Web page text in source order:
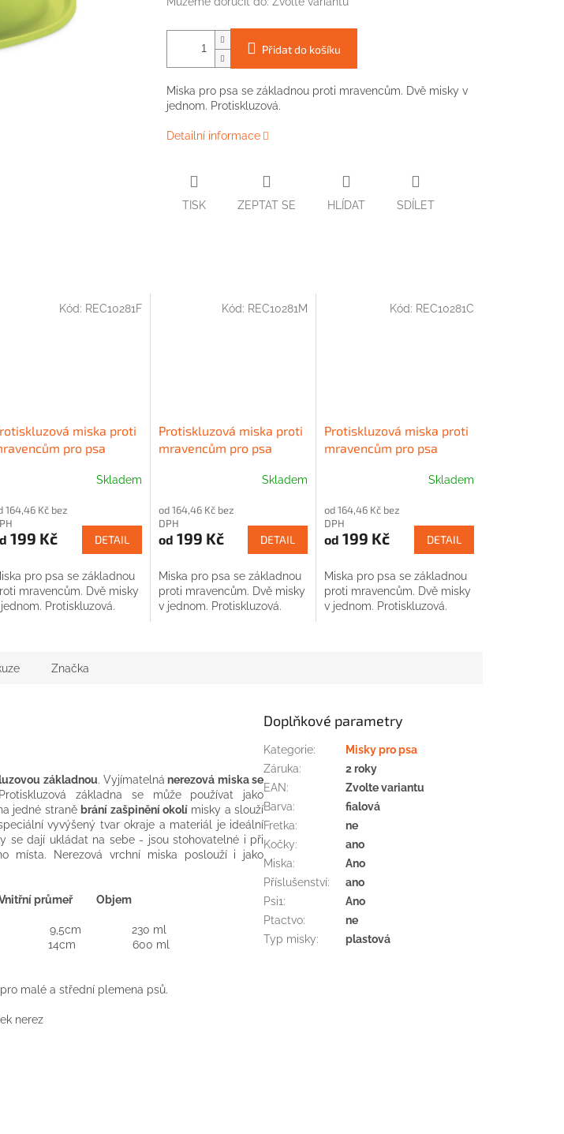
Přidat do košíku
Miska pro psa se základnou proti mravencům. Dvě misky v
jednom. Protiskluzová.
Detailní informace
TISK ZEPTAT SE HLÍDAT SDÍLET
miska proti
pro psa
Skladem
164,46 Kč bez
199 Kč DETAIL
pro psa se základnou
mravencům. Dvě misky
Protiskluzová.
Kód: REC10281F
Protiskluzová miska proti
mravencům pro psa
Skladem
od 164,46 Kč bez
DPH
od 199 Kč DETAIL
Miska pro psa se základnou
proti mravencům. Dvě misky
v jednom. Protiskluzová.
Kód: REC10281M
Protiskluzová miska proti
mravencům pro psa
Skladem
od 164,46 Kč bez
DPH
od 199 Kč DETAIL
Miska pro psa se základnou
proti mravencům. Dvě misky
v jednom. Protiskluzová.
Kód: REC10281C
Značka
základnou. Vyjímatelná nerezová miska se
základna se může používat jako
jedné straně brání zašpinění okolí misky a slouží
vyvýšený tvar okraje a materiál je ideální
se dají ukládat na sebe - jsou stohovatelné i při
místa. Nerezová vrchní miska poslouží i jako
průmeř Objem
9,5cm 230 ml
14cm 600 ml
malé a střední plemena psů.
nerez
Doplňkové parametry
Kategorie:
Misky pro psa
Záruka:
2 roky
EAN:
Zvolte variantu
Barva:
fialová
Fretka:
ne
Kočky:
ano
Miska:
Ano
Příslušenství:
ano
Psi1:
Ano
Ptactvo:
ne
Typ misky: plastová